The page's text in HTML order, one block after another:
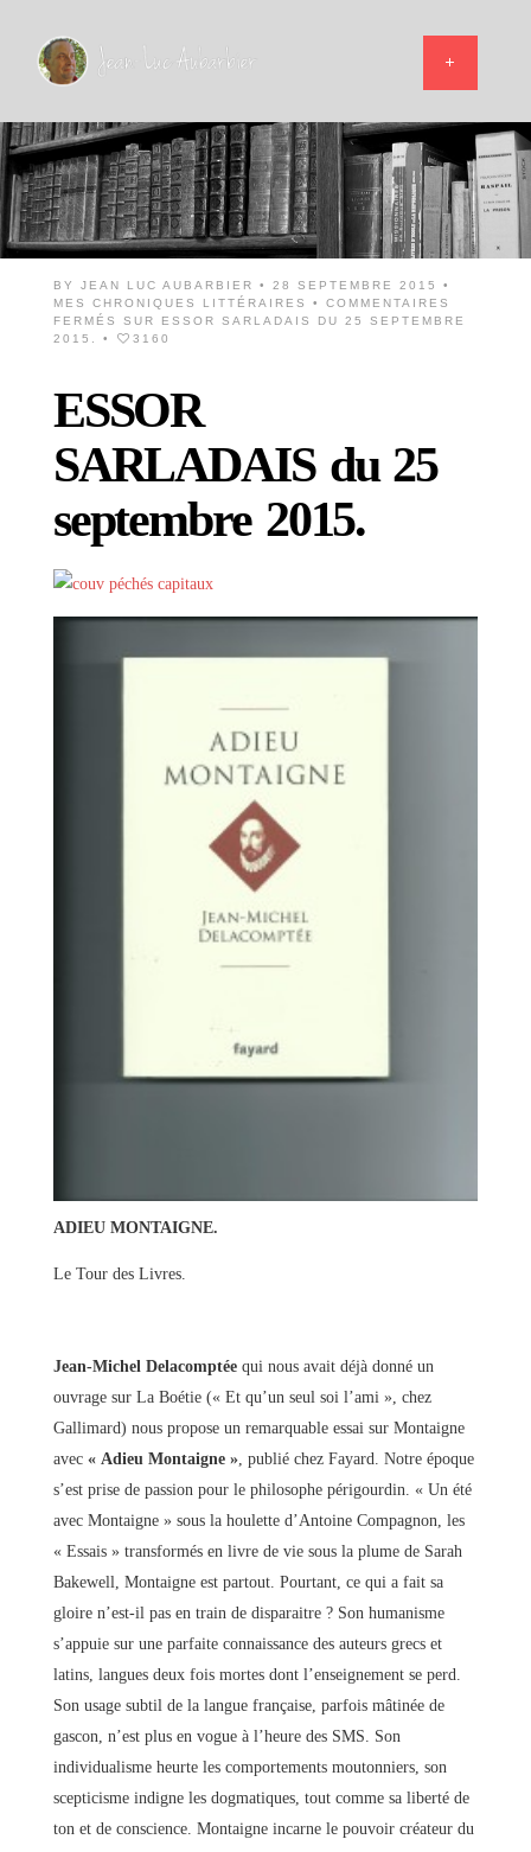
BY JEAN LUC AUBARBIER
• 28 SEPTEMBRE 2015 •
MES CHRONIQUES LITTÉRAIRES
• COMMENTAIRES
FERMÉS
SUR ESSOR SARLADAIS DU 25 SEPTEMBRE
2015.
• 3160
ESSOR
SARLADAIS du 25
septembre 2015.
ADIEU MONTAIGNE.
Le Tour des Livres.
Jean-Michel Delacomptéequi nous avait déjà donné un
ouvrage sur La Boétie (« Et qu’un seul soi l’ami », chez
Gallimard) nous propose un remarquable essai sur Montaigne
avec « Adieu Montaigne », publié chez Fayard. Notre époque
s’est prise de passion pour le philosophe périgourdin. « Un été
avec Montaigne » sous la houlette d’Antoine Compagnon, les
« Essais » transformés en livre de vie sous la plume de Sarah
Bakewell, Montaigne est partout. Pourtant, ce qui a fait sa
gloire n’est-il pas en train de disparaitre ? Son humanisme
s’appuie sur une parfaite connaissance des auteurs grecs et
latins, langues deux fois mortes dont l’enseignement se perd.
Son usage subtil de la langue française, parfois mâtinée de
gascon, n’est plus en vogue à l’heure des SMS. Son
individualisme heurte les comportements moutonniers, son
scepticisme indigne les dogmatiques, tout comme sa liberté de
ton et de conscience. Montaigne incarne le pouvoir créateur du